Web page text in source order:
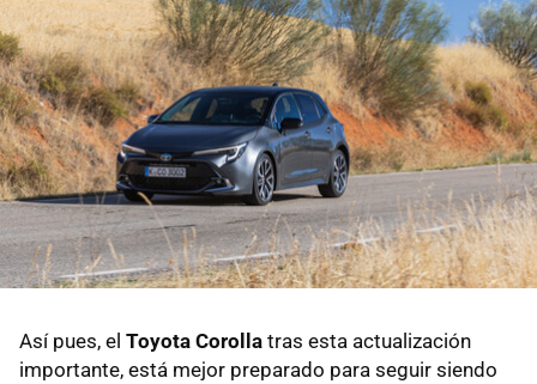
Así pues, el Toyota Corolla tras esta actualización
importante, está mejor preparado para seguir siendo